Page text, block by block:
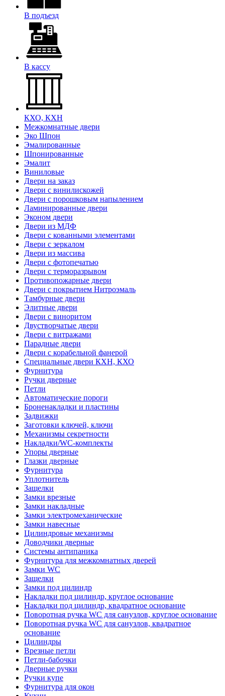
В подъезд
В кассу
КХО, КХН
Межкомнатные двери
Эко Шпон
Эмалированные
Шпонированные
Эмалит
Виниловые
Двери на заказ
Двери с винилискожей
Двери с порошковым напылением
Ламинированные двери
Эконом двери
Двери из МДФ
Двери с кованными элементами
Двери с зеркалом
Двери из массива
Двери с фотопечатью
Двери с терморазрывом
Противопожарные двери
Двери с покрытием Нитроэмаль
Тамбурные двери
Элитные двери
Двери с виноритом
Двустворчатые двери
Двери с витражами
Парадные двери
Двери с корабельной фанерой
Специальные двери КХН, КХО
Фурнитура
Ручки дверные
Петли
Автоматические пороги
Броненакладки и пластины
Задвижки
Заготовки ключей, ключи
Механизмы секретности
Накладки/WC-комплекты
Упоры дверные
Глазки дверные
Фурнитура
Уплотнитель
Защелки
Замки врезные
Замки накладные
Замки электромеханические
Замки навесные
Цилиндровые механизмы
Доводчики дверные
Системы антипаника
Фурнитура для межкомнатных дверей
Замки WC
Защелки
Замки под цилиндр
Накладки под цилиндр, круглое основание
Накладки под цилиндр, квадратное основание
Поворотная ручка WC для санузлов, круглое основание
Поворотная ручка WC для санузлов, квадратное
основание
Цилиндры
Врезные петли
Петли-бабочки
Дверные ручки
Ручки купе
Фурнитура для окон